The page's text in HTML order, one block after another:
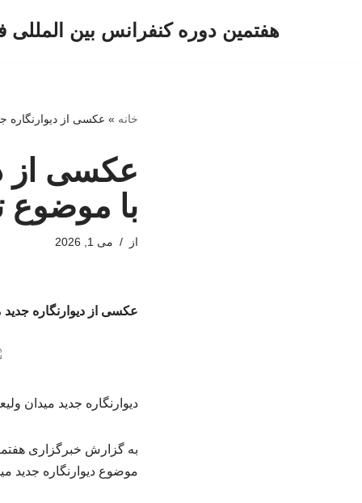
هفتمین دوره کنفرانس بین
خانه » عکسی از دیوارنگاره
عکسی از
با موضوع
از می 1, 2026
عکسی از دیوارنگاره
دیوارنگاره جدید میدان
به گزارش خبرگزاری
موضوع دیوارنگاره جدید